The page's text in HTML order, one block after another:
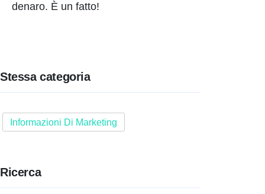
denaro. È un fatto!
Stessa categoria
Informazioni Di Marketing
Ricerca